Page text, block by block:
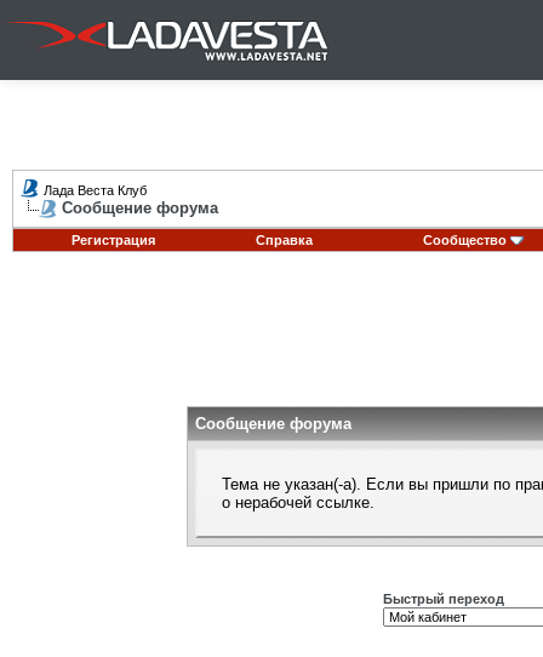
Лада Веста Клуб
Сообщение форума
Регистрация Справка Сообщество
Сообщение форума
Тема не указан(-а). Если вы пришли по
о нерабочей ссылке.
Быстрый переход